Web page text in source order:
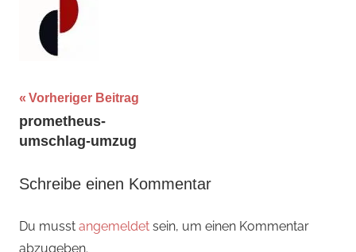
Beitragsnavigation
Vorheriger Beitrag
prometheus-
umschlag-umzug
Schreibe einen Kommentar
Du musst angemeldet sein, um einen Kommentar
abzugeben.